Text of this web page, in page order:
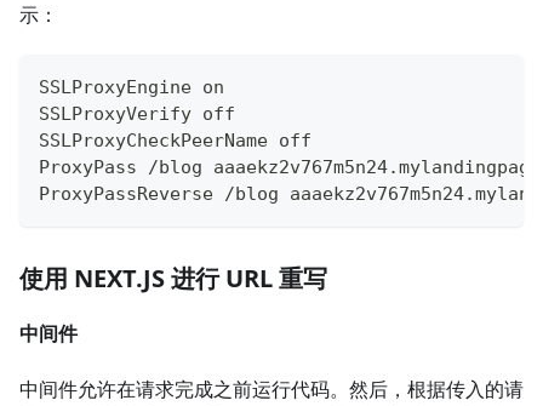
示：
SSLProxyEngine on
SSLProxyVerify off
SSLProxyCheckPeerName off
ProxyPass /blog aaaekz2v767m5n24.mylandingpage
ProxyPassReverse /blog
使用 NEXT.JS 进行 URL 重写
中间件
中间件允许在请求完成之前运行代码。然后，根据传入的请